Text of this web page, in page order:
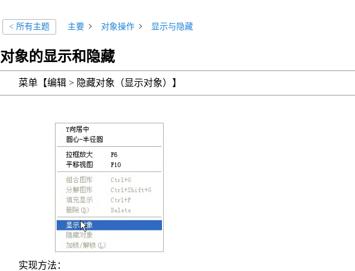
< 所有主题 主要 对象操作 显示与隐藏
对象的显示和隐藏
菜单【编辑> 隐藏对象（显示对象）】
实现方法：